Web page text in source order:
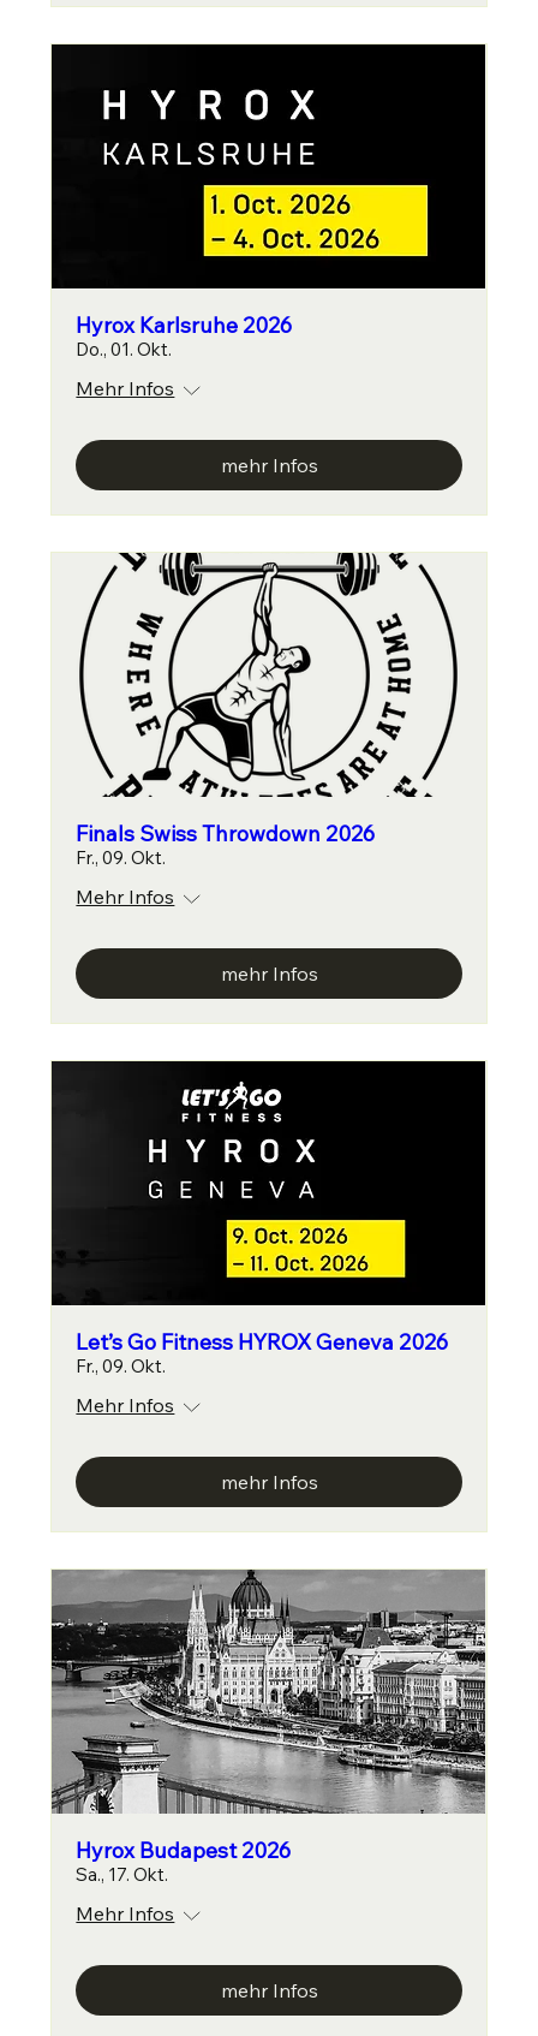
Hyrox Karlsruhe 2026
Do., 01. Okt.
Mehr Infos
mehr Infos
Finals Swiss Throwdown 2026
Fr., 09. Okt.
Mehr Infos
mehr Infos
Let’s Go Fitness HYROX Geneva 2026
Fr., 09. Okt.
Mehr Infos
mehr Infos
Hyrox Budapest 2026
Sa., 17. Okt.
Mehr Infos
mehr Infos